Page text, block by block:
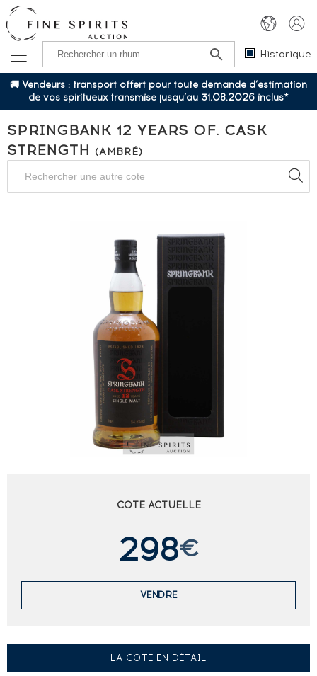
Historique
🚚 Vendeurs : transport offert pour toute demande d’estimation
de vos spiritueux transmise jusqu’au 31.08.2026 inclus*
SPRINGBANK 12 YEARS OF. CASK
STRENGTH (AMBRÉ)
COTE ACTUELLE
298€
VENDRE
LA COTE EN DÉTAIL